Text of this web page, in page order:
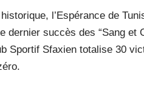
l’Espérance de
dernier succès des “Sang et
Sportif Sfaxien totalise 30